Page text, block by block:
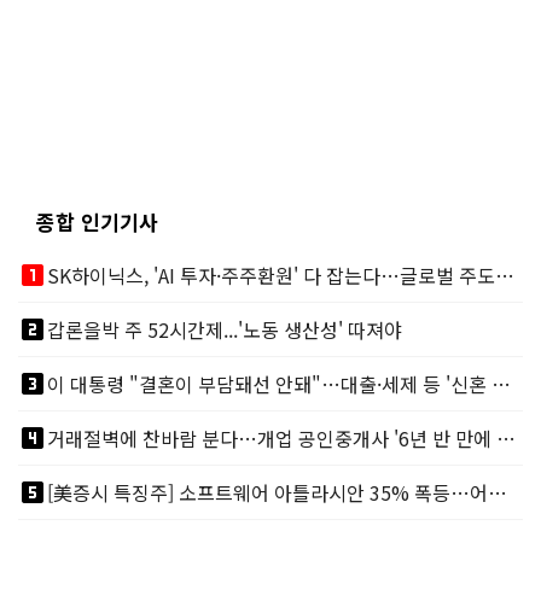
종합 인기기사
looks_one
SK하이닉스, 'AI 투자·주주환원' 다 잡는다…글로벌 주도권 굳히기
looks_two갑론을박 주 52시간제...'노동 생산성' 따져야
looks_3
이 대통령 "결혼이 부담돼선 안돼"…대출·세제 등 '신혼 걸림돌' 제거
looks_4
거래절벽에 찬바람 분다…개업 공인중개사 '6년 반 만에 최저'
looks_5
[美증시 특징주] 소프트웨어 아틀라시안 35% 폭등…어닝서프, 투자의견 줄줄이 상향